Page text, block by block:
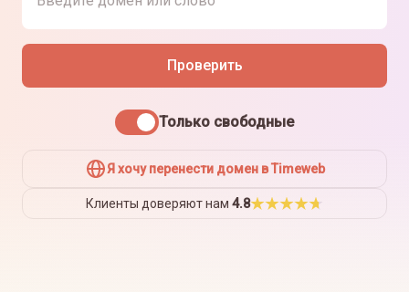
Проверить
Только свободные
Я хочу перенести домен в Timeweb
Клиенты доверяют нам 4.8